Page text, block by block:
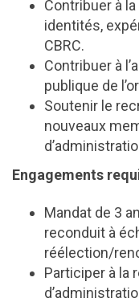
Contribuer à
identités,
CBRC.
Contribuer à
publique de
Soutenir le
nouveaux
Engagements
Mandat de 3
reconduit à
réélection/
Participer à la